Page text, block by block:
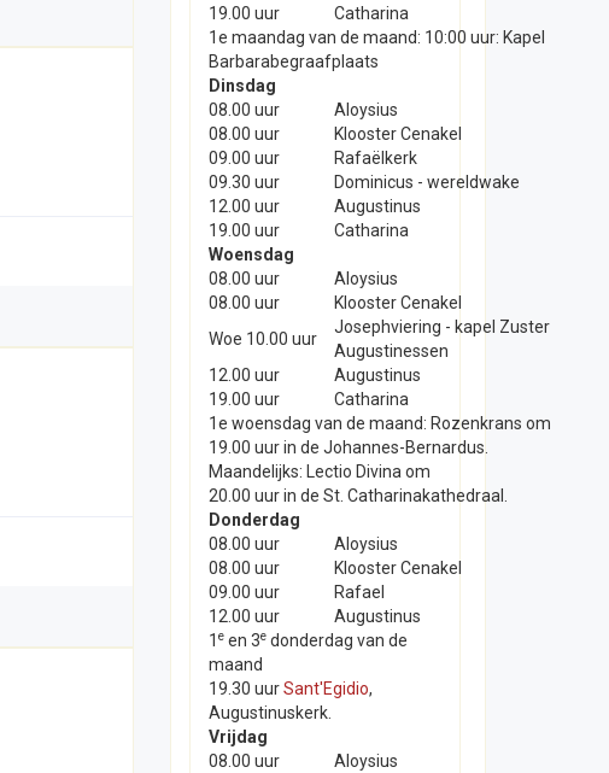
19.00 uur
Catharina
1e maandag van de maand: 10:00 uur: Kapel
Barbarabegraafplaats
Dinsdag
08.00 uur
Aloysius
08.00 uur
Klooster Cenakel
09.00 uur
Rafaëlkerk
09.30 uur
Dominicus - wereldwake
12.00 uur
Augustinus
19.00 uur
Catharina
Woensdag
08.00 uur
Aloysius
08.00 uur
Klooster Cenakel
Woe 10.00 uur
Josephviering - kapel Zuster
Augustinessen
12.00 uur
Augustinus
19.00 uur
Catharina
1e woensdag van de maand: Rozenkrans om
19.00 uur in de Johannes-Bernardus.
Maandelijks: Lectio Divina om
20.00 uur in de St. Catharinakathedraal.
Donderdag
08.00 uur
Aloysius
08.00 uur
Klooster Cenakel
09.00 uur
Rafael
12.00 uur
Augustinus
1 een 3edonderdag van de
maand
19.30 uurSant'Egidio,
Augustinuskerk.
Vrijdag
08.00 uur
Aloysius